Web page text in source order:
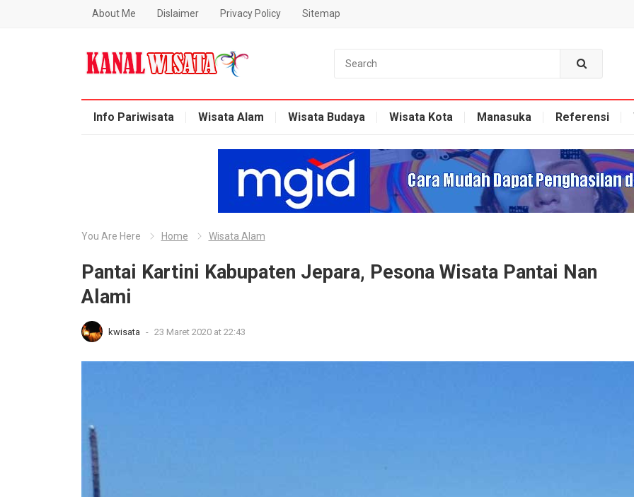
About Me Dislaimer Privacy Policy Sitemap
Blog Kanal Wisata
Info Pariwisata
Wisata Alam Wisata Budaya Wisata Kota Manasuka Referensi
You Are Here Home Wisata Alam
Pantai Kartini Kabupaten Jepara, Pesona Wisata Pantai Nan
Alami
kwisata - 23 Maret 2020 at 22:43